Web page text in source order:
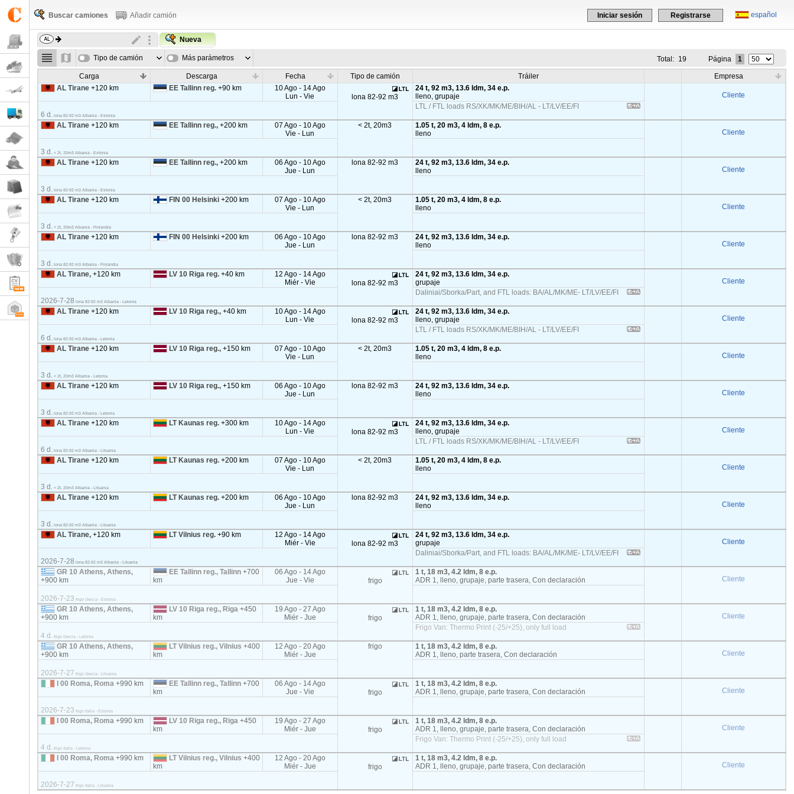
español
Iniciar sesión Registrarse
Buscar camiones Añadir camión
Nueva
Tipo de camión Más parámetros Total: 19 Página 1
Carga Descarga Fecha Tipo de camión Tráiler
Empresa
AL Tirane +120 km EE Tallinn reg. +90 km
10 Ago - 14 Ago
Lun - Vie
lona 82-92 m3
24 t, 92 m3, 13.6 ldm, 34 e.p.
lleno, grupaje
Cliente
6 d. lona 82-92 m3 Albania - Estonia
LTL / FTL loads RS/XK/MK/ME/BIH/AL - LT/LV/EE/FI
AL Tirane +120 km EE Tallinn reg., +200 km
07 Ago - 10 Ago
Vie - Lun
< 2t, 20m3
1.05 t, 20 m3, 4 ldm, 8 e.p.
lleno
Cliente
3 d. < 2t, 20m3 Albania - Estonia
AL Tirane +120 km EE Tallinn reg., +200 km
06 Ago - 10 Ago
Jue - Lun
lona 82-92 m3
24 t, 92 m3, 13.6 ldm, 34 e.p.
lleno
Cliente
3 d. lona 82-92 m3 Albania - Estonia
AL Tirane +120 km FIN 00 Helsinki +200 km
07 Ago - 10 Ago
Vie - Lun
< 2t, 20m3
1.05 t, 20 m3, 4 ldm, 8 e.p.
lleno
Cliente
3 d. < 2t, 20m3 Albania - Finlandia
AL Tirane +120 km FIN 00 Helsinki +200 km
06 Ago - 10 Ago
Jue - Lun
lona 82-92 m3
24 t, 92 m3, 13.6 ldm, 34 e.p.
lleno
Cliente
3 d. lona 82-92 m3 Albania - Finlandia
AL Tirane, +120 km LV 10 Riga reg. +40 km
12 Ago - 14 Ago
Miér - Vie
lona 82-92 m3
24 t, 92 m3, 13.6 ldm, 34 e.p.
grupaje
Cliente
2026-7-28 lona 82-92 m3 Albania - Letonia
Daliniai/Sborka/Part, and FTL loads: BA/AL/MK/ME- LT/LV/EE/FI
AL Tirane +120 km LV 10 Riga reg., +40 km
10 Ago - 14 Ago
Lun - Vie
lona 82-92 m3
24 t, 92 m3, 13.6 ldm, 34 e.p.
lleno, grupaje
Cliente
6 d. lona 82-92 m3 Albania - Letonia
LTL / FTL loads RS/XK/MK/ME/BIH/AL - LT/LV/EE/FI
AL Tirane +120 km LV 10 Riga reg., +150 km
07 Ago - 10 Ago
Vie - Lun
< 2t, 20m3
1.05 t, 20 m3, 4 ldm, 8 e.p.
lleno
Cliente
3 d. < 2t, 20m3 Albania - Letonia
AL Tirane +120 km LV 10 Riga reg., +150 km
06 Ago - 10 Ago
Jue - Lun
lona 82-92 m3
24 t, 92 m3, 13.6 ldm, 34 e.p.
lleno
Cliente
3 d. lona 82-92 m3 Albania - Letonia
AL Tirane +120 km LT Kaunas reg. +300 km
10 Ago - 14 Ago
Lun - Vie
lona 82-92 m3
24 t, 92 m3, 13.6 ldm, 34 e.p.
lleno, grupaje
Cliente
6 d. lona 82-92 m3 Albania - Lituania
LTL / FTL loads RS/XK/MK/ME/BIH/AL - LT/LV/EE/FI
AL Tirane +120 km LT Kaunas reg. +200 km
07 Ago - 10 Ago
Vie - Lun
< 2t, 20m3
1.05 t, 20 m3, 4 ldm, 8 e.p.
lleno
Cliente
3 d. < 2t, 20m3 Albania - Lituania
AL Tirane +120 km LT Kaunas reg. +200 km
06 Ago - 10 Ago
Jue - Lun
lona 82-92 m3
24 t, 92 m3, 13.6 ldm, 34 e.p.
lleno
Cliente
3 d. lona 82-92 m3 Albania - Lituania
AL Tirane, +120 km LT Vilnius reg. +90 km
12 Ago - 14 Ago
Miér - Vie
lona 82-92 m3
24 t, 92 m3, 13.6 ldm, 34 e.p.
grupaje
Cliente
2026-7-28 lona 82-92 m3 Albania - Lituania
Daliniai/Sborka/Part, and FTL loads: BA/AL/MK/ME- LT/LV/EE/FI
GR 10 Athens, Athens,
+900 km
EE Tallinn reg., Tallinn +700
km
06 Ago - 14 Ago
Jue - Vie
frigo
1 t, 18 m3, 4.2 ldm, 8 e.p.
ADR 1, lleno, grupaje, parte trasera, Con declaración
Cliente
2026-7-23 frigo Grecia - Estonia
GR 10 Athens, Athens,
+900 km
LV 10 Riga reg., Riga +450
km
19 Ago - 27 Ago
Miér - Jue
frigo
1 t, 18 m3, 4.2 ldm, 8 e.p.
ADR 1, lleno, grupaje, parte trasera, Con declaración
Cliente
4 d. frigo Grecia - Letonia
Frigo Van: Thermo Print (-25/+25), only full load
GR 10 Athens, Athens,
+900 km
LT Vilnius reg., Vilnius +400
km
12 Ago - 20 Ago
Miér - Jue
frigo
1 t, 18 m3, 4.2 ldm, 8 e.p.
ADR 1, lleno, parte trasera, Con declaración
Cliente
2026-7-27 frigo Grecia - Lituania
I 00 Roma, Roma +990 km EE Tallinn reg., Tallinn +700
km
06 Ago - 14 Ago
Jue - Vie
frigo
1 t, 18 m3, 4.2 ldm, 8 e.p.
ADR 1, lleno, grupaje, parte trasera, Con declaración
Cliente
2026-7-23 frigo Italia - Estonia
I 00 Roma, Roma +990 km LV 10 Riga reg., Riga +450
km
19 Ago - 27 Ago
Miér - Jue
frigo
1 t, 18 m3, 4.2 ldm, 8 e.p.
ADR 1, lleno, grupaje, parte trasera, Con declaración
Cliente
4 d. frigo Italia - Letonia
Frigo Van: Thermo Print (-25/+25), only full load
I 00 Roma, Roma +990 km LT Vilnius reg., Vilnius +400
km
12 Ago - 20 Ago
Miér - Jue
frigo
1 t, 18 m3, 4.2 ldm, 8 e.p.
ADR 1, lleno, grupaje, parte trasera, Con declaración
Cliente
2026-7-27 frigo Italia - Lituania